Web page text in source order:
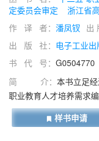
定委员会审定
浙江省
作 译 者： 潘凤钗 出
出 版 社： 电子工业出
书 代 号： G0504770
简 介： 本书立足
职业教育人才培养需求
向，以习近平经济思想
学生树立正确三观；二
样书申请